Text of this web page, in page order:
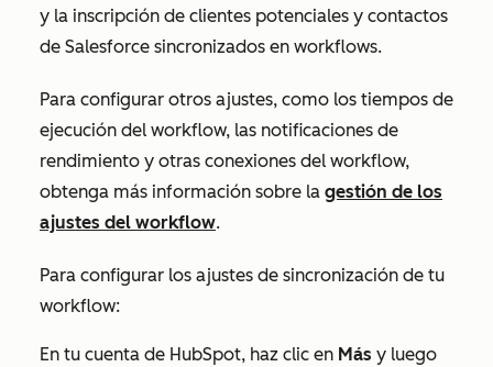
y la inscripción de clientes potenciales y contactos
de Salesforce sincronizados en workflows.
Para configurar otros ajustes, como los tiempos de
ejecución del workflow, las notificaciones de
rendimiento y otras conexiones del workflow,
obtenga más información sobre la gestión de los
ajustes del workflow.
Para configurar los ajustes de sincronización de tu
workflow:
En tu cuenta de HubSpot, haz clic en Más y luego